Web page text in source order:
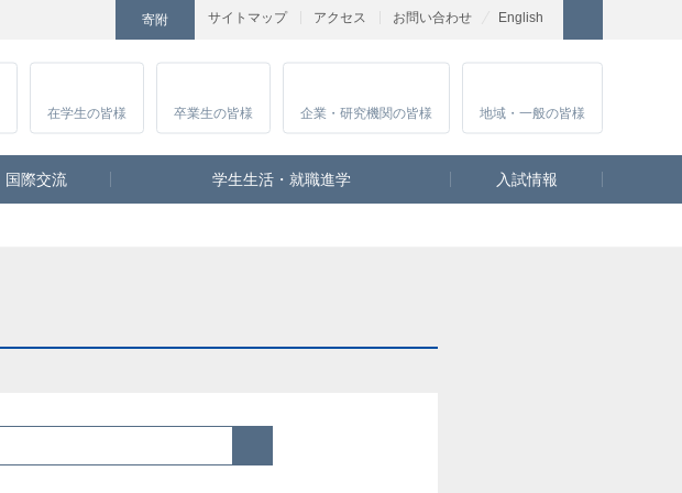
サイトマップ アクセス お問い合わせ
寄附 English
Instagram
在学生の皆様 卒業生の皆様 企業・研究機関の皆様 地域・一般の皆様
国際交流 学生生活・就職進学 入試情報